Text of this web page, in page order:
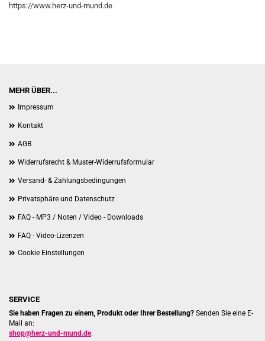
https://www.herz-und-mund.de
MEHR ÜBER...
Impressum
Kontakt
AGB
Widerrufsrecht & Muster-Widerrufsformular
Versand- & Zahlungsbedingungen
Privatsphäre und Datenschutz
FAQ - MP3 / Noten / Video - Downloads
FAQ - Video-Lizenzen
Cookie Einstellungen
SERVICE
Sie haben Fragen zu einem, Produkt oder Ihrer Bestellung? Senden Sie eine E-
Mail an:
shop@herz-und-mund.de.